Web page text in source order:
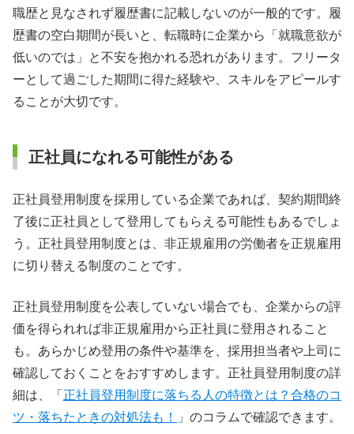
職歴と見なされず履歴書に記載しないのが一般的です。履
歴書の空白期間が長いと、転職時に企業から「就職意欲が
低いのでは」と不安を抱かれる恐れがあります。フリータ
ーとして過ごした期間に得た経験や、スキルをアピールす
ることが大切です。
正社員になれる可能性がある
正社員登用制度を採用している企業であれば、契約期間終
了後に正社員として登用してもらえる可能性もあるでしょ
う。正社員登用制度とは、非正規雇用の労働者を正規雇用
に切り替える制度のことです。
正社員登用制度を公表していない場合でも、企業からの評
価を得られれば非正規雇用から正社員に登用されること
も。あらかじめ登用の条件や基準を、採用担当者や上司に
確認しておくことをおすすめします。正社員登用制度の詳
細は、「 正社員登用制度に落ちる人の特徴とは？合格のコ
ツ・落ちたときの対処法も！
」のコラムで確認できます。